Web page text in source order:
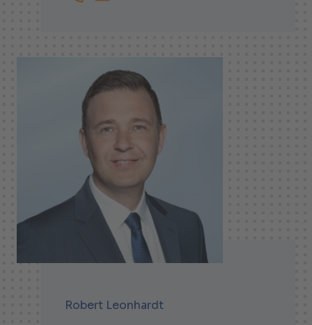
+41447438358
Sebastien.Martin@helbling.ch
Robert Leonhardt